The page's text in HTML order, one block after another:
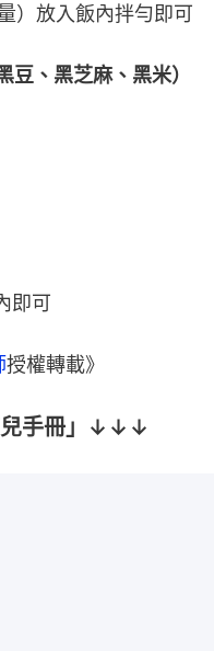
）放入飯內拌勻即可
豆、黑芝麻、黑米）
即可
授權轉載》
兒手冊」↓↓↓